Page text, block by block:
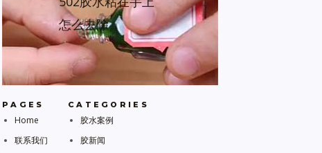
怎么去除
PAGES
Home
联系我们
CATEGORIES
胶水案例
胶新闻